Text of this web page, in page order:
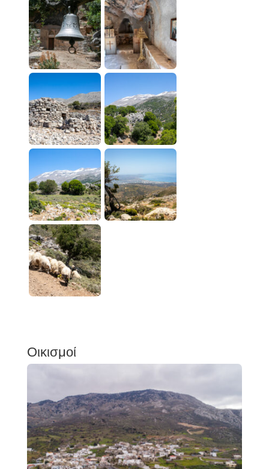
Οικισμοί